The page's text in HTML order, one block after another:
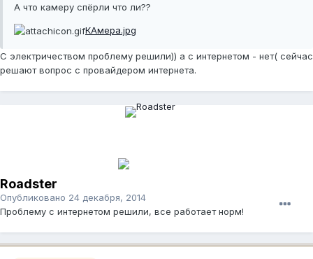
А что камеру спёрли что ли??
КАмера.jpg
С электричеством проблему решили)) а с интернетом - нет( сейчас
решают вопрос с провайдером интернета.
Roadster
Опубликовано 24 декабря, 2014
Проблему с интернетом решили, все работает норм!